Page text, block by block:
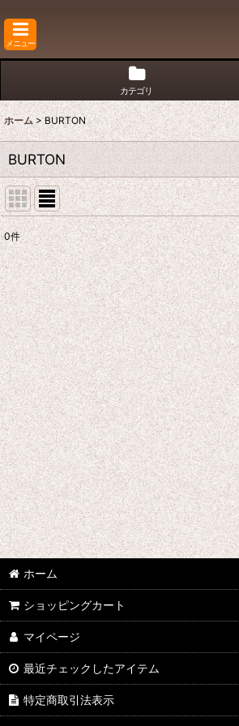
メニュー
カテゴリ
ホーム > BURTON
BURTON
表示数:
並び順:
0件
ホーム
ショッピングカート
マイページ
最近チェックしたアイテム
特定商取引法表示